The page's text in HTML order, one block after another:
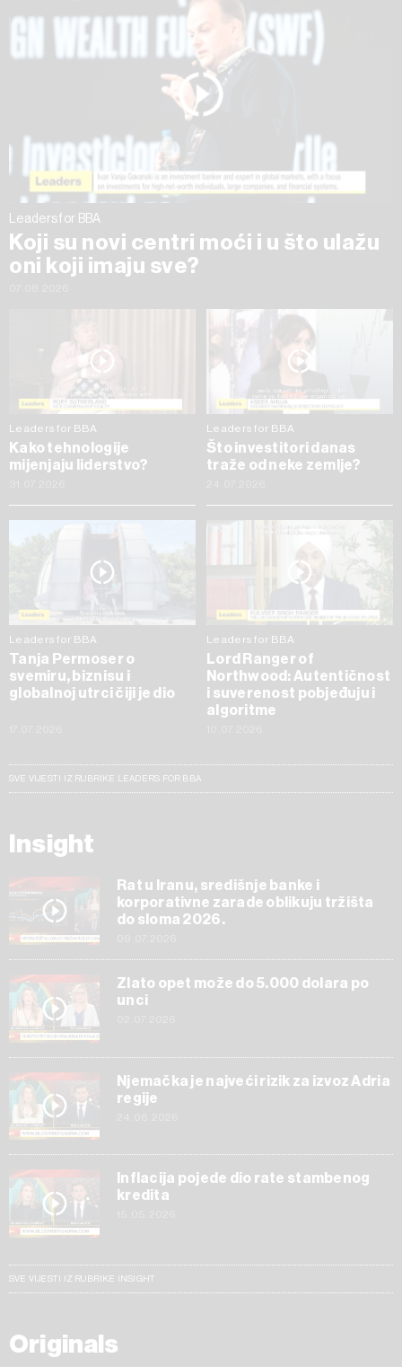
na „Prikaži detalje“. Privolu možete u bilo kojem trenutku
povući bez negativnih posljedica.
Leaders for BBA
Koji su novi centri moći i u što ulažu
oni koji imaju sve?
Leaders for BBA
Kako tehnologije
mijenjaju liderstvo?
Leaders for BBA
Što investitori danas
traže od neke zemlje?
Leaders for BBA
Tanja Permoser o
svemiru, biznisu i
globalnoj utrci čiji je dio
Leaders for BBA
Lord Ranger of
Northwood: Autentičnost
i suverenost pobjeđuju i
algoritme
SVE VIJESTI IZ RUBRIKE LEADERS FOR BBA
Insight
Rat u Iranu, središnje banke i
korporativne zarade oblikuju tržišta
do sloma 2026.
Zlato opet može do 5.000 dolara po
unci
Njemačka je najveći rizik za izvoz Adria
regije
Inflacija pojede dio rate stambenog
kredita
SVE VIJESTI IZ RUBRIKE INSIGHT
Originals